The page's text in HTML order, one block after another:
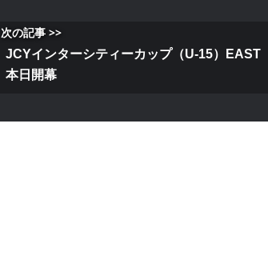
次の記事 >>
JCYインターシティーカップ（U-15）EAST
本日開幕